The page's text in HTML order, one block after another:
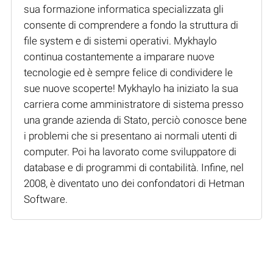
sua formazione informatica specializzata gli
consente di comprendere a fondo la struttura di
file system e di sistemi operativi. Mykhaylo
continua costantemente a imparare nuove
tecnologie ed è sempre felice di condividere le
sue nuove scoperte! Mykhaylo ha iniziato la sua
carriera come amministratore di sistema presso
una grande azienda di Stato, perciò conosce bene
i problemi che si presentano ai normali utenti di
computer. Poi ha lavorato come sviluppatore di
database e di programmi di contabilità. Infine, nel
2008, è diventato uno dei confondatori di Hetman
Software.